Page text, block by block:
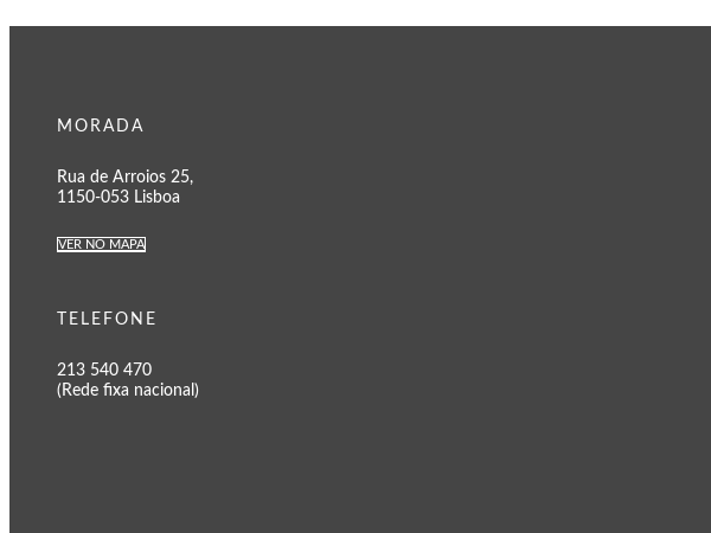
MORADA
Rua de Arroios 25,
1150-053 Lisboa
VER NO MAPA
TELEFONE
213 540 470
(Rede fixa nacional)